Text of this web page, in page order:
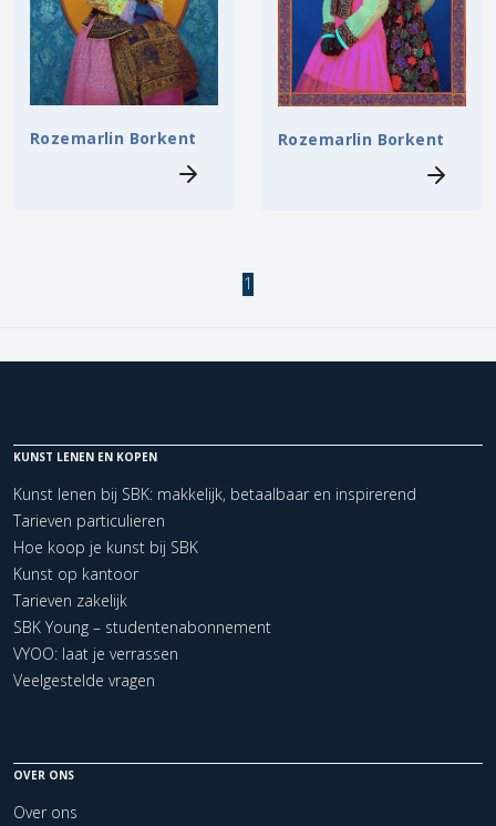
Rozemarlin Borkent Rozemarlin Borkent
1
KUNST LENEN EN KOPEN
Kunst lenen bij SBK: makkelijk, betaalbaar en inspirerend
Tarieven particulieren
Hoe koop je kunst bij SBK
Kunst op kantoor
Tarieven zakelijk
SBK Young – studentenabonnement
VYOO: laat je verrassen
Veelgestelde vragen
OVER ONS
Over ons